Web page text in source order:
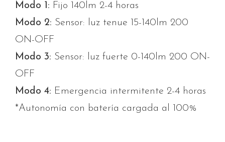
Modo 1: Fijo 140lm 2-4 horas
Modo 2: Sensor: luz tenue 15-140lm 200
ON-OFF
Modo 3: Sensor: luz fuerte 0-140lm 200 ON-
OFF
Modo 4: Emergencia intermitente 2-4 horas
*Autonomía con batería cargada al 100%